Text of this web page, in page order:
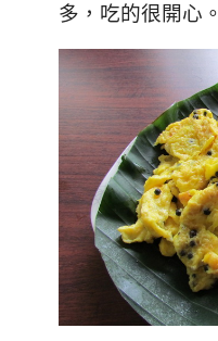
多，吃的很開心。